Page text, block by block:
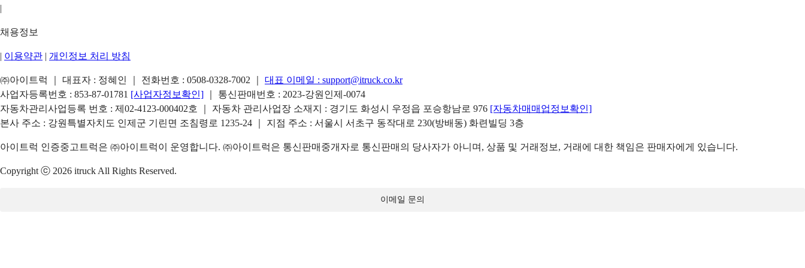
|
채용정보
| 이용약관 | 개인정보 처리 방침
㈜아이트럭 ｜ 대표자 : 정혜인 ｜ 전화번호 : 0508-0328-7002 대표 이메일 : support@itruck.co.kr
사업자등록번호 : 853-87-01781 [사업자정보확인]
｜ 통신판매번호 : 2023-강원인제-0074
자동차관리사업등록 번호 : 제02-4123-000402호 ｜ 자동차 관리사업장 소재지 : 경기도 화성시 우정읍 포승항남로 976 [자동차매매업정보확인]
본사 주소 : 강원특별자치도 인제군 기린면 조침령로 1235-24 ｜ 지점 주소 : 서울시 서초구 동작대로 230(방배동) 화련빌딩 3층
아이트럭 인증중고트럭은 ㈜아이트럭이 운영합니다. ㈜아이트럭은 통신판매중개자로 통신판매의 당사자가 아니며, 상품 및 거래정보, 거래에 대한 책임은 판매자에게 있습니다.
Copyright ⓒ 2026 itruck All Rights Reserved.
이메일 문의